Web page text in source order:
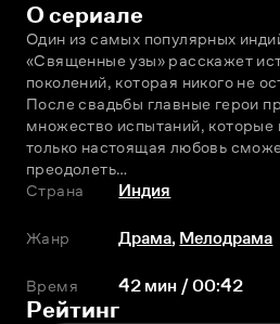
О сериале
Один из самых популярных
«Священные узы» расскажет
поколений, которая никого не
После свадьбы главные герои
множество испытаний, которые
только настоящая любовь
преодолеть…
Страна
Индия
Жанр Драма, Мелодрама
Время 42 мин / 00:42
Рейтинг